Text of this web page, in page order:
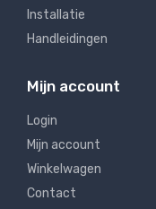
Installatie
Handleidingen
Mijn account
Login
Mijn account
Winkelwagen
Contact